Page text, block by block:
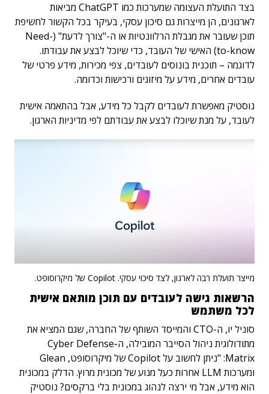
בצד התועלת העצומה שמערכות כמו ChatGPT מביאות
לארגונים, הן מייצרות גם סיכון עסקי, בעיקר בכל הקשור לחשיפת
תוכן שעובר את מגבלת הרלוונטיות או ה-"צורך לדעת" (Need-
to-know) האישי של העובד, כדי שיוכל לבצע את עבודתו.
לדוגמה – תוכנית בונוסים לעובדים, צפי מכירות, מידע פרטי של
עובדים אחרים, מידע על מיזוגים ורכישות וכדומה.
נוסטיק מאפשרת לעובדים לקבל כל מידע, אבל בהתאמה אישית
לעובד, על מנת שיוכלו לבצע את עבודתם לפי מדיניות הארגון.
מייצר תועלת רבה לארגון, לצד סיכוי עסקי. Copilot של מיקרוסופט.
הרשאות גישה לעובדים עם תוכן מותאם אישית
לכל משתמש
סוניל יו, ה-CTO והמייסד השותף של החברה, שגם המציא את
מתודולוגית ניהול הסייבר המובילה, ה-Cyber Defense
Matrix: "ניתן לחשוב על Copilot של מיקרוסופט, Glean
ומערכות LLM אחרות כעל מנוע של מכונית מרוץ. הדלק במכונית
הוא מידע, אבל מי ירצה לנהוג במכונית בלי ברקסים? נוסטיק